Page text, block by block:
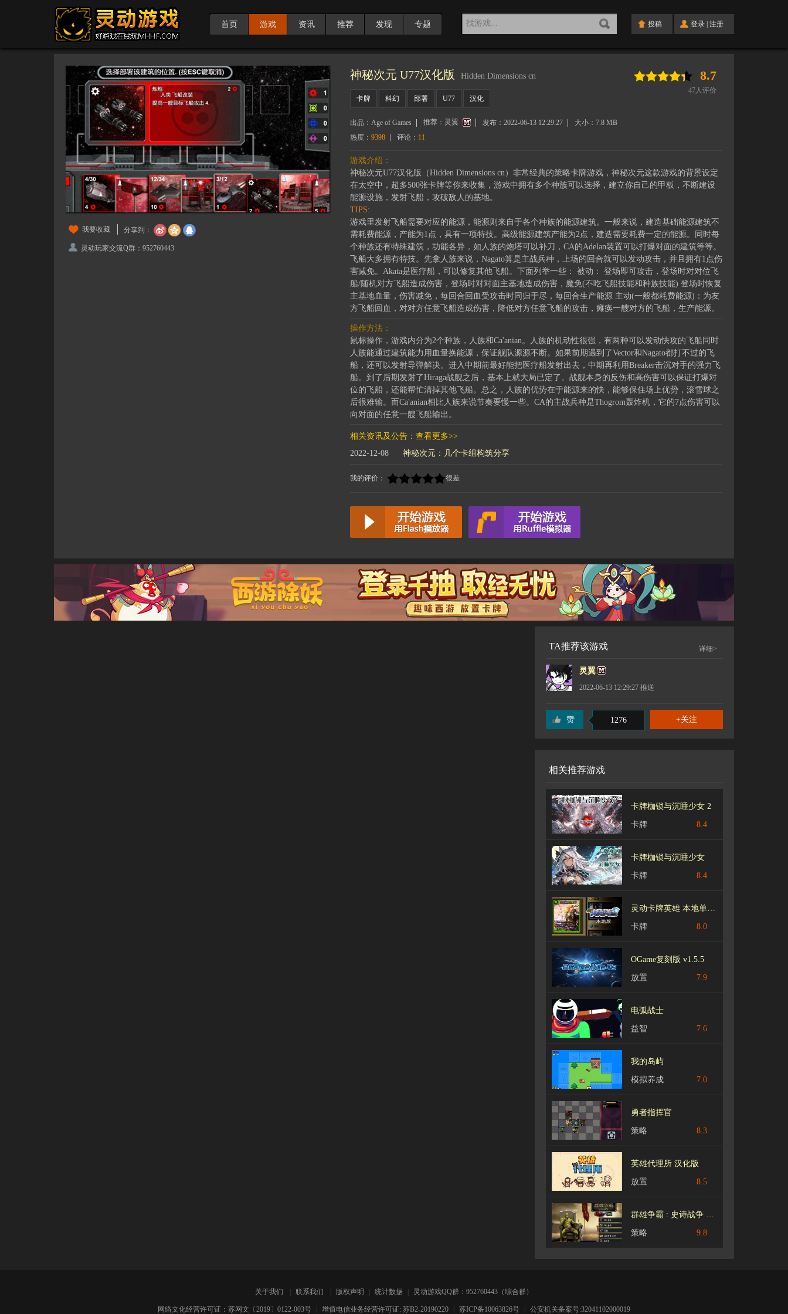
首页 游戏 资讯 推荐 发现 专题 投稿 登录 注册
我要收藏 分享到：
灵动玩家交流Q群：952760443
8.7
47人评价
神秘次元 U77汉化版 Hidden Dimensions cn
卡牌 科幻 部署 U77 汉化
出品： Age of Games 推荐： 灵翼 发布： 2022-06-13 12:29:27 大小： 7.8 MB
热度： 9398 评论： 11
游戏介绍：
神秘次元U77汉化版（Hidden Dimensions cn）非常经典的策略卡牌游戏，神秘次元这款游戏的背景设定
在太空中，超多500张卡牌等你来收集，游戏中拥有多个种族可以选择，建立你自己的甲板，不断建设
能源设施，发射飞船，攻破敌人的基地。
TIPS:
游戏里发射飞船需要对应的能源，能源则来自于各个种族的能源建筑。一般来说，建造基础能源建筑不
需耗费能源，产能为1点，具有一项特技。高级能源建筑产能为2点，建造需要耗费一定的能源。同时每
个种族还有特殊建筑，功能各异，如人族的炮塔可以补刀，CA的Adelan装置可以打爆对面的建筑等等。
飞船大多拥有特技。先拿人族来说，Nagato算是主战兵种，上场的回合就可以发动攻击，并且拥有1点伤
害减免。Akata是医疗船，可以修复其他飞船。下面列举一些： 被动： 登场即可攻击，登场时对对位飞
船/随机对方飞船造成伤害，登场时对对面主基地造成伤害，魔免(不吃飞船技能和种族技能) 登场时恢复
主基地血量，伤害减免，每回合回血受攻击时同归于尽，每回合生产能源 主动(一般都耗费能源)：为友
方飞船回血，对对方任意飞船造成伤害，降低对方任意飞船的攻击，瘫痪一艘对方的飞船，生产能源。
操作方法：
鼠标操作，游戏内分为2个种族，人族和Ca'anian。人族的机动性很强，有两种可以发动快攻的飞船同时
人族能通过建筑能力用血量换能源，保证舰队源源不断。如果前期遇到了Vector和Nagato都打不过的飞
船，还可以发射导弹解决。进入中期前最好能把医疗船发射出去，中期再利用Breaker击沉对手的强力飞
船。到了后期发射了Hiraga战舰之后，基本上就大局已定了。战舰本身的反伤和高伤害可以保证打爆对
位的飞船，还能帮忙清掉其他飞船。总之，人族的优势在于能源来的快，能够保住场上优势，滚雪球之
后很难输。而Ca'anian相比人族来说节奏要慢一些。CA的主战兵种是Thogrom轰炸机，它的7点伤害可以
向对面的任意一艘飞船输出。
相关资讯及公告： 查看更多>>
2022-12-08
神秘次元：几个卡组构筑分享
我的评价： 很差
TA推荐该游戏 详细>
灵翼
2022-06-13 12:29:27 推送
赞 1276
相关推荐游戏
卡牌枷锁与沉睡少女 2
卡牌 8.4
卡牌枷锁与沉睡少女
卡牌 8.4
灵动卡牌英雄 本地单机版
卡牌 8.0
OGame复刻版 v1.5.5
放置 7.9
电弧战士
益智 7.6
我的岛屿
模拟养成 7.0
勇者指挥官
策略 8.3
英雄代理所 汉化版
放置 8.5
群雄争霸 : 史诗战争 汉化版
策略 9.8
关于我们 联系我们 版权声明 统计数据 灵动游戏QQ群：952760443（综合群）
网络文化经营许可证：苏网文〔2019〕0122-003号 增值电信业务经营许可证: 苏B2-20190220 苏ICP备10063826号 公安机关备案号:32041102000019